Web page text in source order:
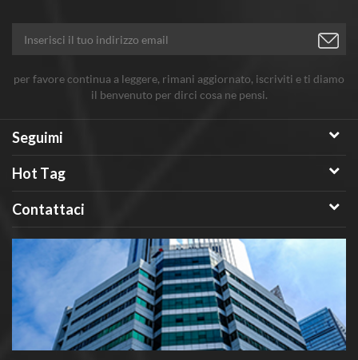
per favore continua a leggere, rimani aggiornato, iscriviti e ti diamo
il benvenuto per dirci cosa ne pensi.
Seguimi
Hot Tag
Contattaci